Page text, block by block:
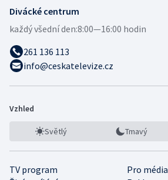
Divácké centrum
každý všední den:8:00—16:00 hodin
261 136 113
info@ceskatelevize.cz
Vzhled
Světlý Tmavý
TV program
Pro média